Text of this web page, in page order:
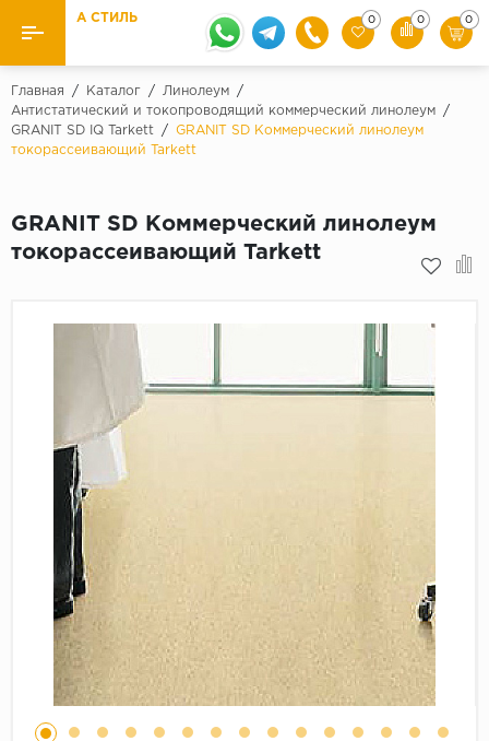
Назад
Ламинат Бренды
Quick Step
31 класс
32 класс
Бежевый
Дуб светлый
Коричневый
Страна
Австрия
Ковролин и ковровая плитка
Кварцевый ламинат SPC
Подложка под паркет и ламинат
А СТИЛЬ 0 0 0
Главная / Каталог / Линолеум
/
Антистатический и токопроводящий коммерческий линолеум
/
GRANIT SD IQ Tarkett
/
GRANIT SD Коммерческий линолеум
токорассеивающий Tarkett
GRANIT SD Коммерческий линолеум
токорассеивающий Tarkett